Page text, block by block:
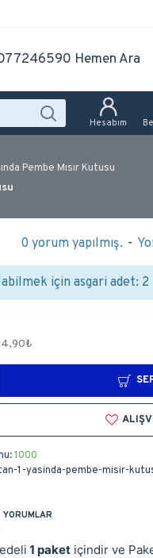
Hemen Ara
Hesabım
Pembe Mısır Kutusu
1000
1-yasinda-pembe-misir-
0 yorum yapılmış. -
için asgari adet: 2
YORUMLAR
1 paket içindir ve